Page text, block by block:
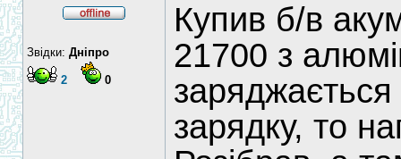
Звідки: Дніпро
2 0
Купив б/в
21700 з
зарядку, то